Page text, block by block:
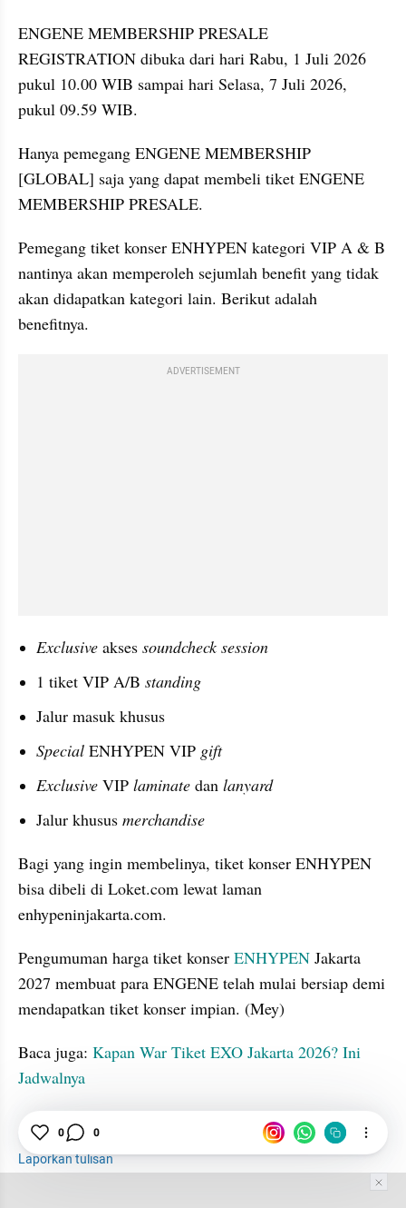
ENGENE MEMBERSHIP PRESALE
REGISTRATION dibuka dari hari Rabu, 1 Juli 2026
pukul 10.00 WIB sampai hari Selasa, 7 Juli 2026,
pukul 09.59 WIB.
Hanya pemegang ENGENE MEMBERSHIP
[GLOBAL] saja yang dapat membeli tiket ENGENE
MEMBERSHIP PRESALE.
Pemegang tiket konser ENHYPEN kategori VIP A & B
nantinya akan memperoleh sejumlah benefit yang tidak
akan didapatkan kategori lain. Berikut adalah
benefitnya.
ADVERTISEMENT
Exclusive akses soundcheck session
1 tiket VIP A/B standing
Jalur masuk khusus
Special ENHYPEN VIP gift
Exclusive VIP laminate dan lanyard
Jalur khusus merchandise
Bagi yang ingin membelinya, tiket konser ENHYPEN
bisa dibeli di Loket.com lewat laman
enhypeninjakarta.com.
Pengumuman harga tiket konser ENHYPEN Jakarta
2027 membuat para ENGENE telah mulai bersiap demi
mendapatkan tiket konser impian. (Mey)
Baca juga: Kapan War Tiket EXO Jakarta 2026? Ini
Jadwalnya
tatatax2
ENHYPEN
Laporkan tulisan
0 0